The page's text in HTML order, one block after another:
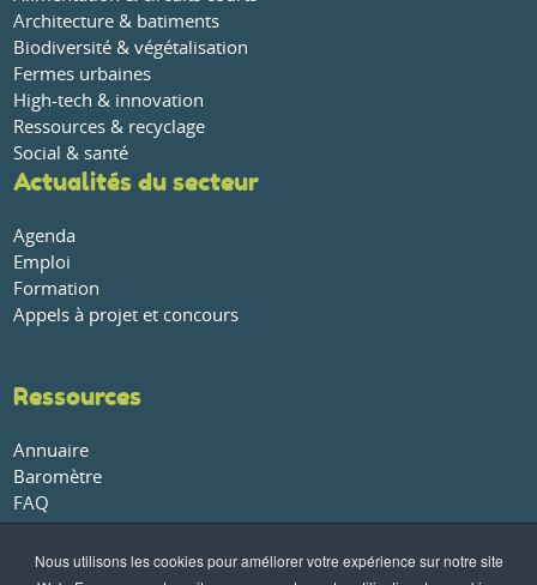
Architecture & batiments
Biodiversité & végétalisation
Fermes urbaines
High-tech & innovation
Ressources & recyclage
Social & santé
Actualités du secteur
Agenda
Emploi
Formation
Appels à projet et concours
Ressources
Annuaire
Baromètre
FAQ
Glossaire
Publications et rapports
Nous utilisons les cookies pour améliorer votre expérience sur notre site